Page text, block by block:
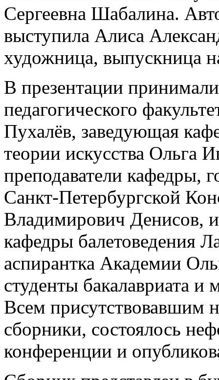
Сергеевна Шабалина.
выступила Алиса
художница, выпускница
В презентации
педагогического
Пухалёв, заведующая
теории искусства Ольга
преподаватели кафедры,
Санкт-Петербургской
Владимирович Денисов,
кафедры балетоведения
аспирантка Академии
студенты бакалавриата и
Всем присутствовавшим
сборники, состоялось
конференции и